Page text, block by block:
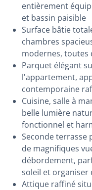
entièrement
et bassin paisible
Surface bâtie
chambres
modernes, toutes
Parquet élégant
l'appartement,
contemporaine
Cuisine, salle à
belle lumière
fonctionnel et
Seconde terrasse
de magnifiques
débordement,
soleil et organiser
Attique raffiné